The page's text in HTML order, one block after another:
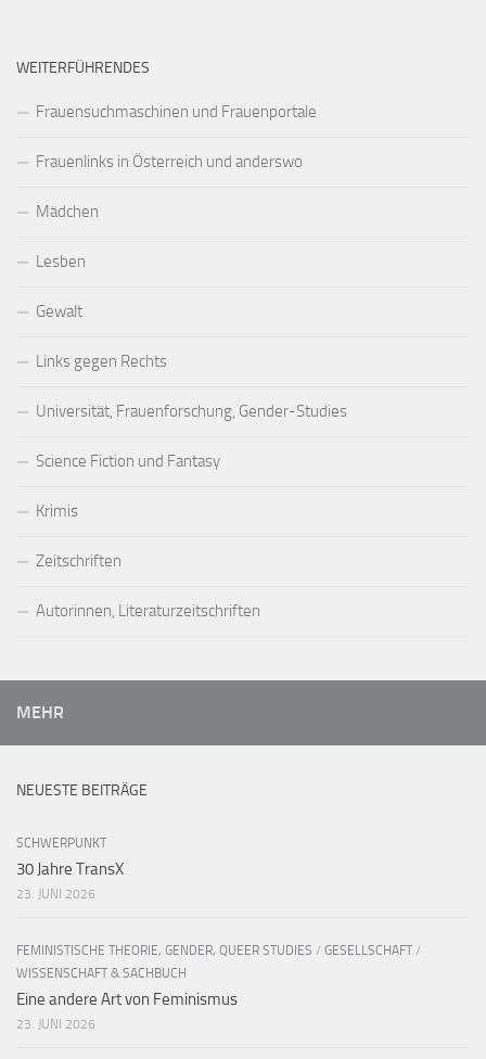
WEITERFÜHRENDES
Frauensuchmaschinen und Frauenportale
Frauenlinks in Österreich und anderswo
Mädchen
Lesben
Gewalt
Links gegen Rechts
Universität, Frauenforschung, Gender-Studies
Science Fiction und Fantasy
Krimis
Zeitschriften
Autorinnen, Literaturzeitschriften
MEHR
NEUESTE BEITRÄGE
SCHWERPUNKT
30 Jahre TransX
23. JUNI 2026
FEMINISTISCHE THEORIE, GENDER, QUEER STUDIES / GESELLSCHAFT /
WISSENSCHAFT & SACHBUCH
Eine andere Art von Feminismus
23. JUNI 2026